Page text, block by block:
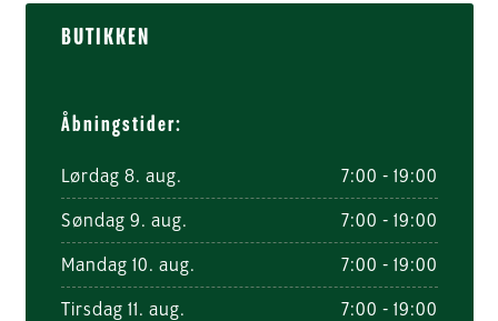
BUTIKKEN
Åbningstider:
Lørdag 8. aug. 7:00 - 19:00
Søndag 9. aug. 7:00 - 19:00
Mandag 10. aug. 7:00 - 19:00
Tirsdag 11. aug. 7:00 - 19:00